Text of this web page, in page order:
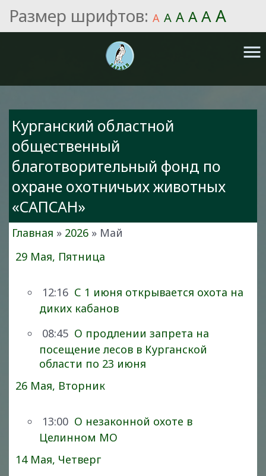
Размер шрифтов: A A A A AA
menu
Курганский областной
общественный
благотворительный фонд по
охране охотничьих животных
«САПСАН»
Главная » 2026 » Май
29 Мая, Пятница
12:16 С 1 июня открывается охота на
диких кабанов
08:45 О продлении запрета на
посещение лесов в Курганской
области по 23 июня
26 Мая, Вторник
13:00 О незаконной охоте в
Целинном МО
14 Мая, Четверг